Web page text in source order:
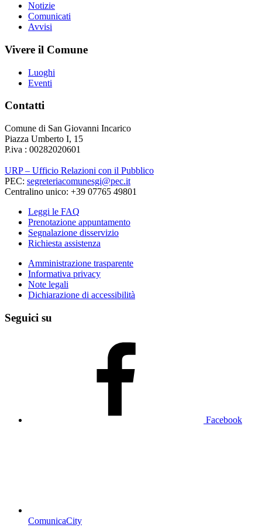
Notizie
Comunicati
Avvisi
Vivere il Comune
Luoghi
Eventi
Contatti
Comune di San Giovanni Incarico
Piazza Umberto I, 15
P.iva : 00282020601
URP – Ufficio Relazioni con il Pubblico
PEC: segreteriacomunesgi@pec.it
Centralino unico: +39 07765 49801
Leggi le FAQ
Prenotazione appuntamento
Segnalazione disservizio
Richiesta assistenza
Amministrazione trasparente
Informativa privacy
Note legali
Dichiarazione di accessibilità
Seguici su
Facebook
ComunicaCity